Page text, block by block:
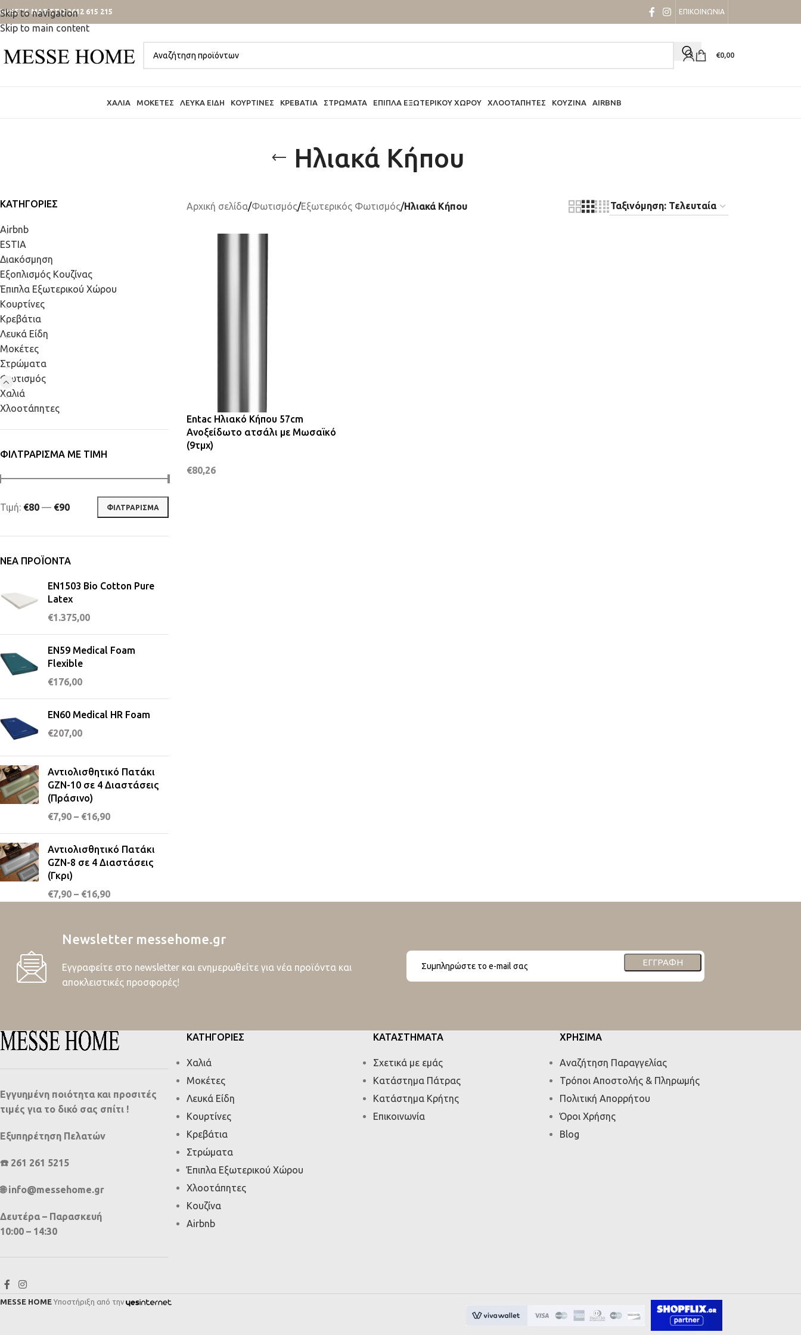
Skip to navigation
Skip to main content
ΜΑΣ ΣΤΟ 2612 615 215 ΕΠΙΚΟΙΝΩΝΙΑ
€0,00
ΧΑΛΙΆ ΜΟΚΈΤΕΣ ΛΕΥΚΆ ΕΊΔΗ ΚΟΥΡΤΊΝΕΣ ΚΡΕΒΆΤΙΑ ΣΤΡΏΜΑΤΑ ΈΠΙΠΛΑ ΕΞΩΤΕΡΙΚΟΎ ΧΏΡΟΥ ΧΛΟΟΤΆΠΗΤΕΣ ΚΟΥΖΊΝΑ AIRBNB
Ηλιακά Κήπου
ΚΑΤΗΓΟΡΊΕΣ
Airbnb
ESTIA
Διακόσμηση
Εξοπλισμός Κουζίνας
Έπιπλα Εξωτερικού Χώρου
Κουρτίνες
Κρεβάτια
Λευκά Είδη
Μοκέτες
Στρώματα
Φωτισμός
Χαλιά
Χλοοτάπητες
ΦΙΛΤΡΆΡΙΣΜΑ ΜΕ ΤΙΜΉ
ΦΙΛΤΡΆΡΙΣΜΑ
Τιμή: €80 — €90
ΝΈΑ ΠΡΟΪΌΝΤΑ
EN1503 Bio Cotton Pure
Latex
€1.375,00
EN59 Medical Foam
Flexible
€176,00
EN60 Medical HR Foam
€207,00
Αντιολισθητικό Πατάκι
GZN-10 σε 4 Διαστάσεις
(Πράσινο)
€7,90 – €16,90
Αντιολισθητικό Πατάκι
GZN-8 σε 4 Διαστάσεις
(Γκρι)
€7,90 – €16,90
Αρχική σελίδα/Φωτισμός/Εξωτερικός Φωτισμός/Ηλιακά Κήπου
Entac Ηλιακό Κήπου 57cm
Ανοξείδωτο ατσάλι με Μωσαϊκό
(9τμχ)
€80,26
Newsletter messehome.gr
Εγγραφείτε στο newsletter και ενημερωθείτε για νέα προϊόντα και
αποκλειστικές προσφορές!
ΕΓΓΡΑΦΉ
Εγγυημένη ποιότητα και προσιτές
τιμές για το δικό σας σπίτι !
Εξυπηρέτηση Πελατών
☎️ 261 261 5215
🌐 info@messehome.gr
Δευτέρα – Παρασκευή
10:00 – 14:30
ΚΑΤΗΓΟΡΙΕΣ
Χαλιά
Μοκέτες
Λευκά Είδη
Κουρτίνες
Κρεβάτια
Στρώματα
Έπιπλα Εξωτερικού Χώρου
Χλοοτάπητες
Κουζίνα
Airbnb
ΚΑΤΑΣΤΗΜΑΤΑ
Σχετικά με εμάς
Κατάστημα Πάτρας
Κατάστημα Κρήτης
Επικοινωνία
ΧΡΗΣΙΜΑ
Αναζήτηση Παραγγελίας
Τρόποι Αποστολής & Πληρωμής
Πολιτική Απορρήτου
Όροι Χρήσης
Blog
MESSE HOME Υποστήριξη από την